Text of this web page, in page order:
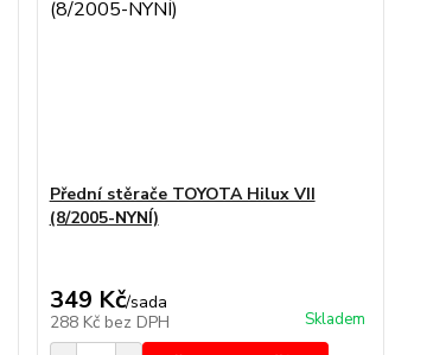
Přední stěrače TOYOTA Hilux VII
(8/2005-NYNÍ)
349 Kč/sada
288 Kč bez DPH Skladem